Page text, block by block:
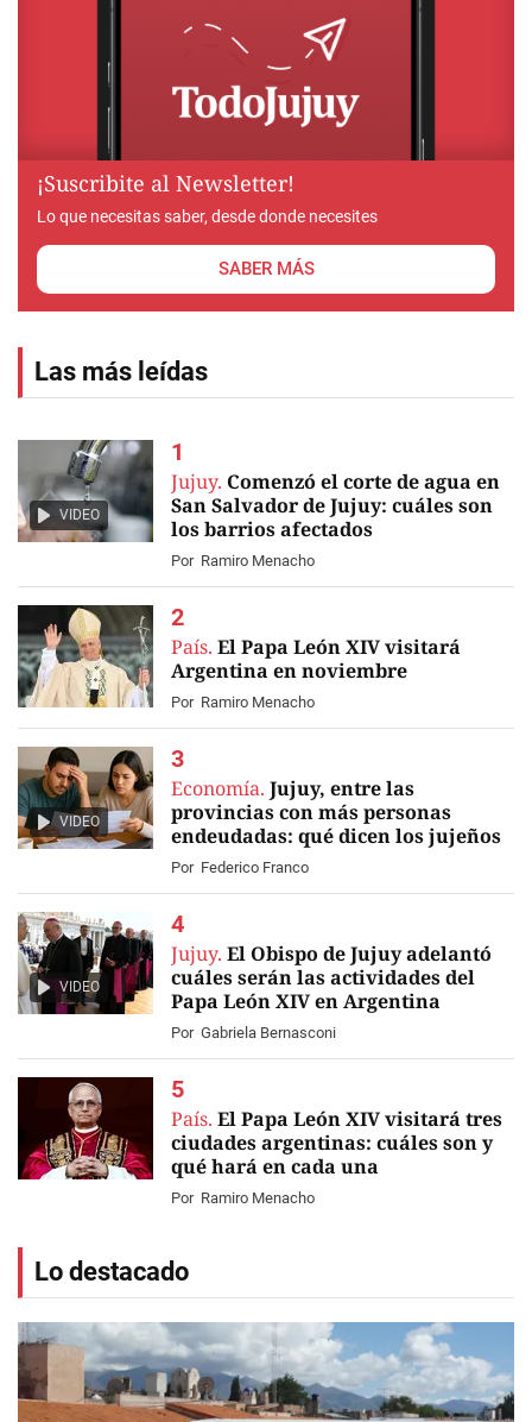
¡Suscribite al Newsletter!
Lo que necesitas saber, desde donde necesites
SABER MÁS
Las más leídas
VIDEO
Jujuy. Comenzó el corte de agua en
San Salvador de Jujuy: cuáles son
los barrios afectados
Por Ramiro Menacho
País. El Papa León XIV visitará
Argentina en noviembre
Por Ramiro Menacho
VIDEO
Economía. Jujuy, entre las
provincias con más personas
endeudadas: qué dicen los jujeños
Por Federico Franco
VIDEO
Jujuy. El Obispo de Jujuy adelantó
cuáles serán las actividades del
Papa León XIV en Argentina
Por Gabriela Bernasconi
País. El Papa León XIV visitará tres
ciudades argentinas: cuáles son y
qué hará en cada una
Por Ramiro Menacho
Lo destacado